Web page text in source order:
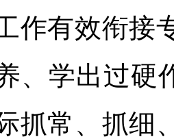
作有效衔接
、学出过硬
抓常、抓细